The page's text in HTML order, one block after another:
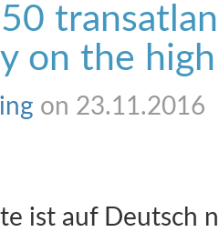
50
on the
on 23.11.2016
ist auf Deutsch